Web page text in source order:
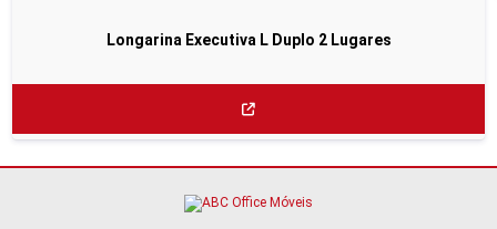
Longarina Executiva L Duplo 2 Lugares